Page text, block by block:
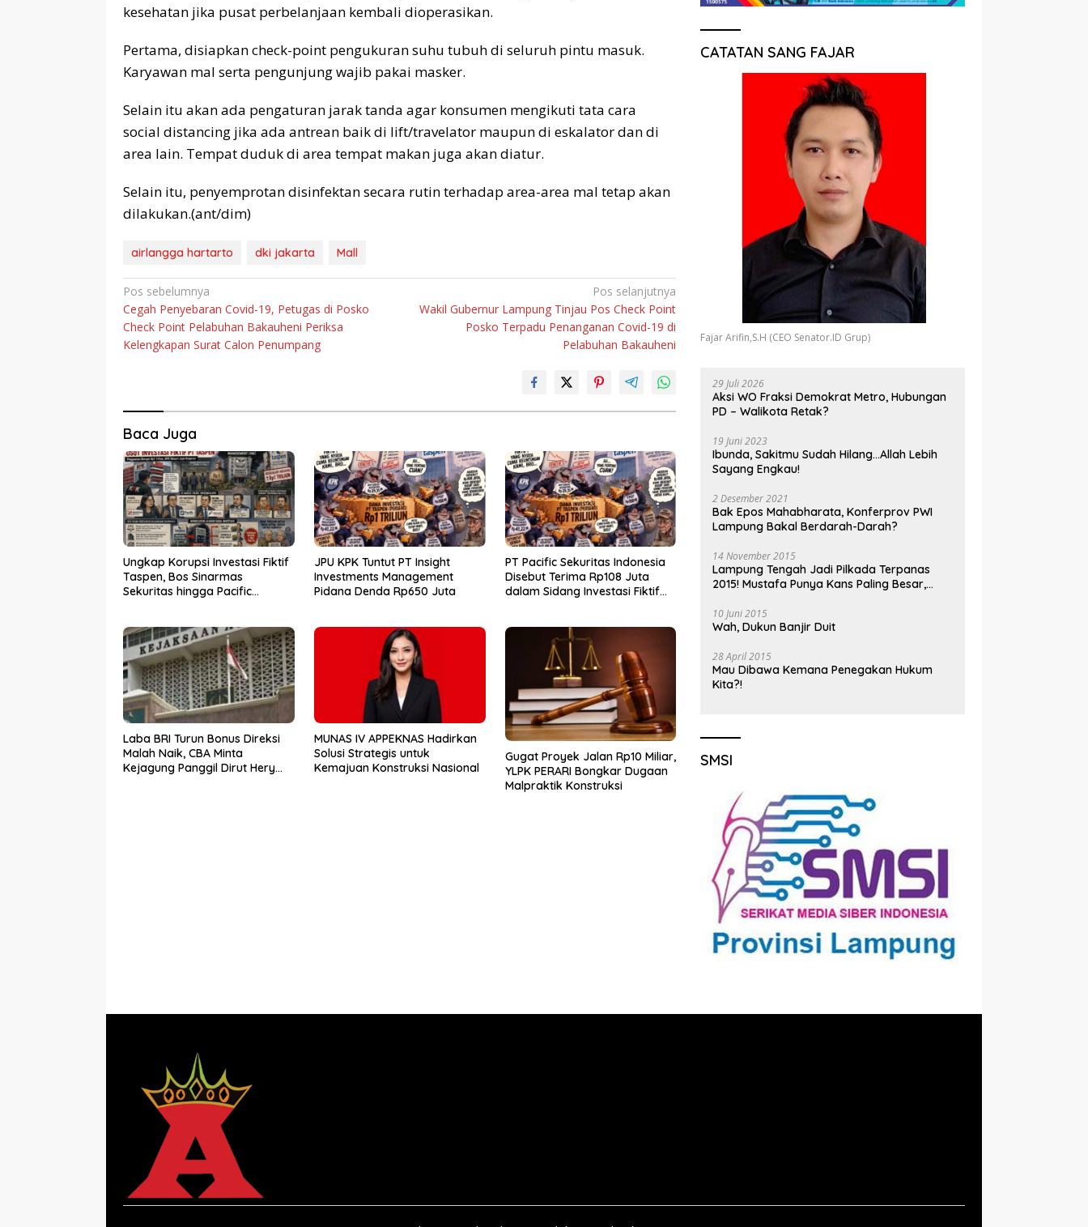
kesehatan jika pusat perbelanjaan kembali dioperasikan.
Pertama, disiapkan check-point pengukuran suhu tubuh di seluruh pintu masuk.
Karyawan mal serta pengunjung wajib pakai masker.
Selain itu akan ada pengaturan jarak tanda agar konsumen mengikuti tata cara
social distancing jika ada antrean baik di lift/travelator maupun di eskalator dan di
area lain. Tempat duduk di area tempat makan juga akan diatur.
Selain itu, penyemprotan disinfektan secara rutin terhadap area-area mal tetap akan
dilakukan.(ant/dim)
airlangga hartarto dki jakarta Mall
Navigasi
pos
Pos sebelumnya
Cegah Penyebaran Covid-19, Petugas di Posko
Check Point Pelabuhan Bakauheni Periksa
Kelengkapan Surat Calon Penumpang
Pos selanjutnya
Wakil Gubernur Lampung Tinjau Pos Check Point
Posko Terpadu Penanganan Covid-19 di
Pelabuhan Bakauheni
Baca Juga
Ungkap Korupsi Investasi Fiktif
Taspen, Bos Sinarmas
Sekuritas hingga Pacific
JPU KPK Tuntut PT Insight
Investments Management
Pidana Denda Rp650 Juta
PT Pacific Sekuritas Indonesia
Disebut Terima Rp108 Juta
dalam Sidang Investasi Fiktif
Laba BRI Turun Bonus Direksi
Malah Naik, CBA Minta
Kejagung Panggil Dirut Hery
MUNAS IV APPEKNAS Hadirkan
Solusi Strategis untuk
Kemajuan Konstruksi Nasional
Gugat Proyek Jalan Rp10 Miliar,
YLPK PERARI Bongkar Dugaan
Malpraktik Konstruksi
CATATAN SANG FAJAR
Fajar Arifin,S.H (CEO Senator.ID Grup)
29 Juli 2026
Aksi WO Fraksi Demokrat Metro, Hubungan
PD – Walikota Retak?
19 Juni 2023
Ibunda, Sakitmu Sudah Hilang…Allah Lebih
Sayang Engkau!
2 Desember 2021
Bak Epos Mahabharata, Konferprov PWI
Lampung Bakal Berdarah-Darah?
14 November 2015
Lampung Tengah Jadi Pilkada Terpanas
2015! Mustafa Punya Kans Paling Besar,
10 Juni 2015
Wah, Dukun Banjir Duit
28 April 2015
Mau Dibawa Kemana Penegakan Hukum
Kita?!
SMSI